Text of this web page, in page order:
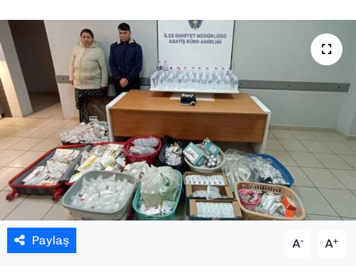
Paylaş A- A+
SPOR
TEKNOLOJİ
YAŞAM
YEREL YÖNETİMLER